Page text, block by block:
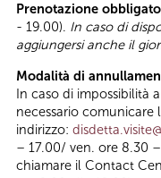
Prenotazione
- 19.00). In caso di
aggiungersi anche il
Modalità di
In caso di impossibilità
necessario comunicare
indirizzo:
– 17.00/ ven. ore 8.30
chiamare il Contact